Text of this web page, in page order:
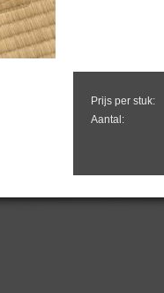
Prijs per stuk:
Aantal: